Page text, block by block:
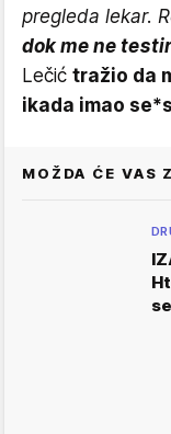
pregleda lekar.
dok me ne
Lečić tražio da
ikada imao
MOŽDA ĆE VAS